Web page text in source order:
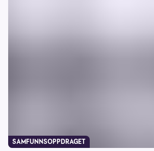
SAMFUNNSOPPDRAGET